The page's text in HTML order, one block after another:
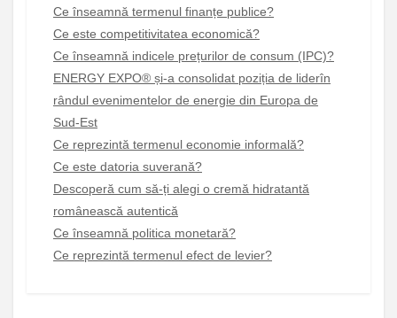
Ce înseamnă termenul finanțe publice?
Ce este competitivitatea economică?
Ce înseamnă indicele prețurilor de consum (IPC)?
ENERGY EXPO® și-a consolidat poziția de liderîn
rândul evenimentelor de energie din Europa de
Sud-Est
Ce reprezintă termenul economie informală?
Ce este datoria suverană?
Descoperă cum să-ți alegi o cremă hidratantă
românească autentică
Ce înseamnă politica monetară?
Ce reprezintă termenul efect de levier?